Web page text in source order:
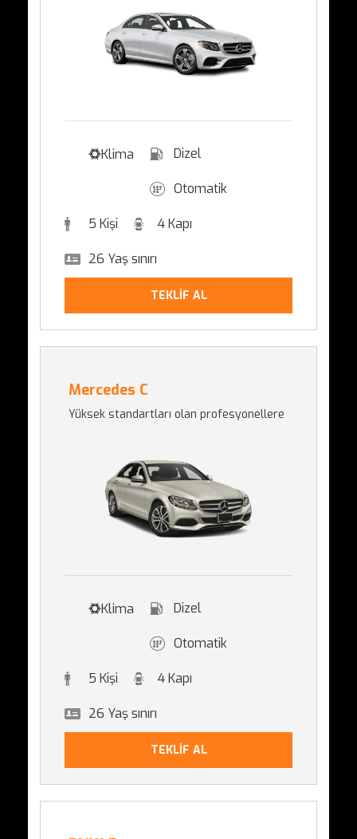
Klima Dizel
Otomatik
5 Kişi 4 Kapı
26 Yaş sınırı
TEKLİF AL
Mercedes C
Yüksek standartları olan profesyonellere
Klima Dizel
Otomatik
5 Kişi 4 Kapı
26 Yaş sınırı
TEKLİF AL